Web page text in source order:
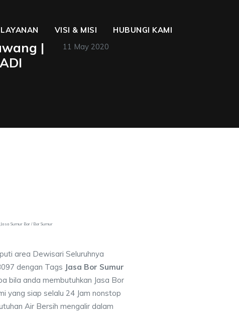
LAYANAN VISI & MISI
HUBUNGI KAMI
11 May 2020
|
Sumur Bor / Bor Sumur
area Dewisari Seluruhnya
dengan Tags Jasa Bor Sumur
bila anda membutuhkan Jasa Bor
yang siap selalu 24 Jam nonstop
Air Bersih mengalir dalam